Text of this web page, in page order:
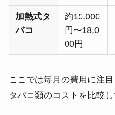
加熱式タ
バコ
約15,000
円〜18,0
00円
ここでは毎月の費用に注
タバコ類のコストを比較し